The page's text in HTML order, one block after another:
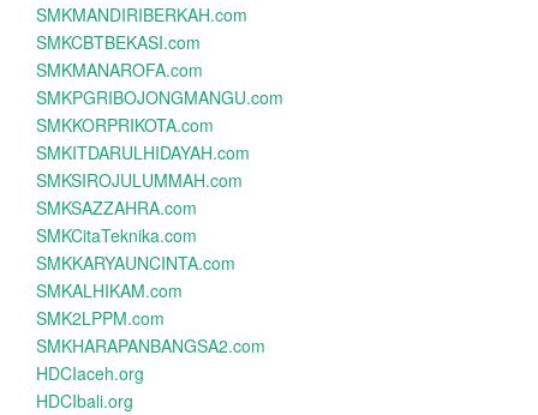
SMKMANDIRIBERKAH.com
SMKCBTBEKASI.com
SMKMANAROFA.com
SMKPGRIBOJONGMANGU.com
SMKKORPRIKOTA.com
SMKITDARULHIDAYAH.com
SMKSIROJULUMMAH.com
SMKSAZZAHRA.com
SMKCitaTeknika.com
SMKKARYAUNCINTA.com
SMKALHIKAM.com
SMK2LPPM.com
SMKHARAPANBANGSA2.com
HDCIaceh.org
HDCIbali.org